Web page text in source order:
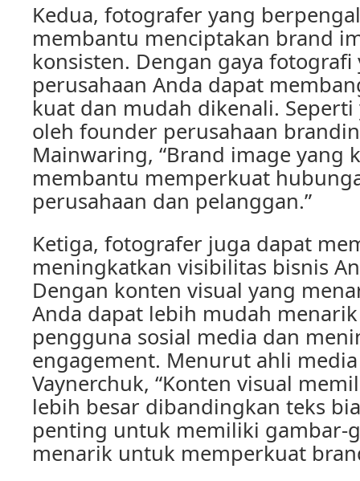
Kedua, fotografer yang
membantu menciptakan brand
konsisten. Dengan gaya fotografi
perusahaan Anda dapat
kuat dan mudah dikenali.
oleh founder perusahaan
Mainwaring, “Brand image yang
membantu memperkuat
perusahaan dan pelanggan.”
Ketiga, fotografer juga dapat
meningkatkan visibilitas bisnis
Dengan konten visual yang
Anda dapat lebih mudah
pengguna sosial media dan
engagement. Menurut ahli
Vaynerchuk, “Konten visual
lebih besar dibandingkan teks
penting untuk memiliki gambar-
menarik untuk memperkuat